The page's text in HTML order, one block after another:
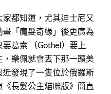
都知道，尤其迪士尼又
「魔髮奇緣」後更廣為
葛索 （Gothel）要上
樂佩就會丟下那一頭美
發現了一隻位於俄羅斯
長髮公主貓咪版》簡直